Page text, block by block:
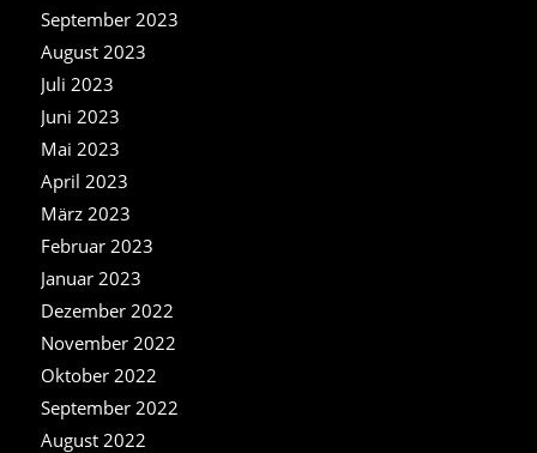
September 2023
August 2023
Juli 2023
Juni 2023
Mai 2023
April 2023
März 2023
Februar 2023
Januar 2023
Dezember 2022
November 2022
Oktober 2022
September 2022
August 2022